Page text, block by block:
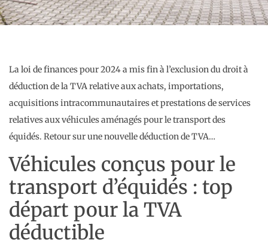
La loi de finances pour 2024 a mis fin à l’exclusion du droit à
déduction de la TVA relative aux achats, importations,
acquisitions intracommunautaires et prestations de services
relatives aux véhicules aménagés pour le transport des
équidés. Retour sur une nouvelle déduction de TVA…
Véhicules conçus pour le
transport d’équidés : top
départ pour la TVA
déductible